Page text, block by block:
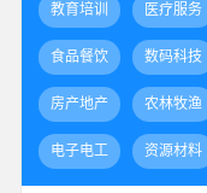
教育培训 医疗服务
食品餐饮 数码科技
房产地产 农林牧渔
电子电工 资源材料